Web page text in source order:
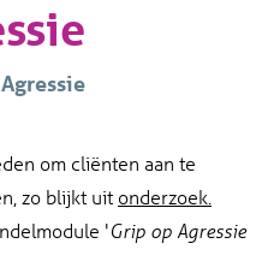
om cliënten aan te
zo blijkt uit onderzoek.
'Grip op Agressie